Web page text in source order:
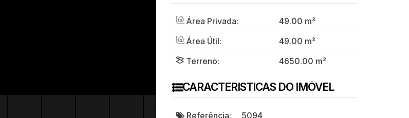
Área Privada: 49.00 m²
Área Útil:
49.00 m²
Terreno:
4650.00 m²
CARACTERISTICAS DO IMÓVEL
Referência:
5094